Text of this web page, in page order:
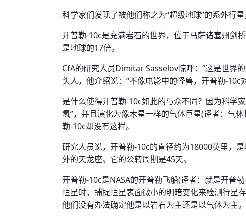
科学家们发现了被他们称之为“超级地球”的系外行星
开普勒-10c是充满岩石的世界，位于马萨诸塞州剑
是地球的17倍。
CfA的研究人员Dimitar Sasselov惊呼：“这是世界
头人，他介绍说：“不像电影中的怪兽，开普勒-10c
是什么使得开普勒-10c如此的与众不同？因为科学
氢”，并且演化为像木星一样的气体巨星(译者：气
勒-10c却没有这样。
研究人员说，开普勒-10c的直径约为18000英里，
外的天龙座。它的公转周期是45天。
开普勒-10c是NASA的开普勒飞船(译者：就是开普
恒星时，捕捉恒星表面微小的明暗变化来检测行星
他们没有办法确定他是以岩石为主还是以气体为主。